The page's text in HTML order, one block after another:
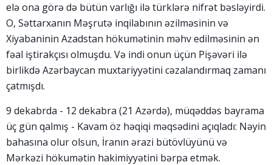
elə ona görə də bütün varlığı ilə türklərə nifrət bəsləyirdi.
O, Səttarxanın Məşrutə inqilabının əzilməsinin və
Xiyabaninin Azadstan hökumətinin məhv edilməsinin ən
fəal iştirakçısı olmuşdu. Və indi onun üçün Pişəvəri ilə
birlikdə Azərbaycan muxtariyyətini cəzalandırmaq zamanı
çatmışdı.
9 dekabrda - 12 dekabra (21 Azərdə), müqəddəs bayrama
üç gün qalmış - Kavam öz həqiqi məqsədini açıqladı: Nəyin
bahasına olur olsun, İranın ərazi bütövlüyünü və
Mərkəzi hökumətin hakimiyyətini bərpa etmək.